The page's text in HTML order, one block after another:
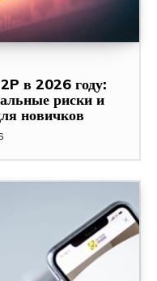
в 2026 году:
риски и
новичков